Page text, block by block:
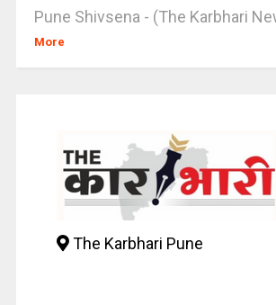
Pune Shivsena - (The Karbhari
More
The Karbhari Pune